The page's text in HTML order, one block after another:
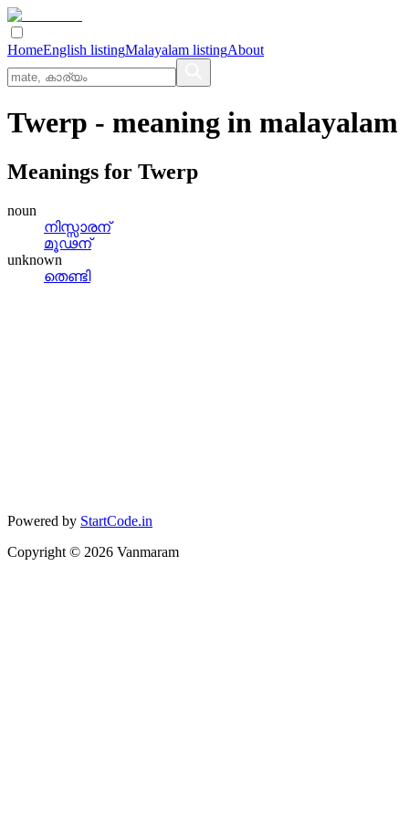
HomeEnglish listingMalayalam listingAbout
Twerp - meaning in malayalam
Meanings for Twerp
noun
നിസ്സാരന്
മൂഢന്
unknown
തെണ്ടി
Powered by StartCode.in
Copyright © 2026 Vanmaram